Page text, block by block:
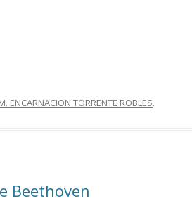
ENCARNACION TORRENTE ROBLES.
Beethoven